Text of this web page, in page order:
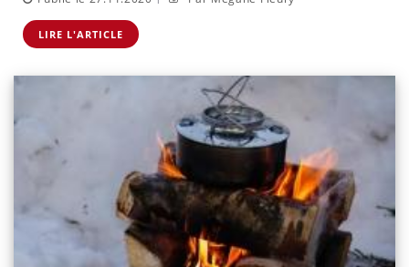
LIRE L'ARTICLE